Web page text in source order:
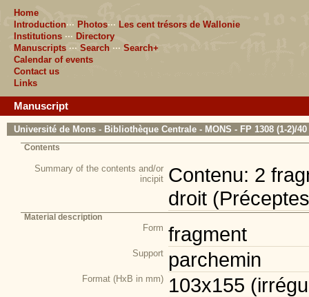
Home
Introduction··· Photos··· Les cent trésors de Wallonie
Institutions ··· Directory
Manuscripts ··· Search ··· Search+
Calendar of events
Contact us
Links
Manuscript
Université de Mons - Bibliothèque Centrale - MONS - FP 1308 (1-2)/40
Contents
Summary of the contents and/or
incipit Contenu: 2
droit
Material description
Form fragment
Support parchemin
Format (HxB in mm) 103x155